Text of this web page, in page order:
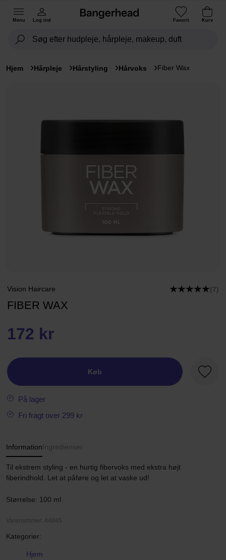
Menu Log ind Favorit Kurv
Hjem Hårpleje Hårstyling Hårvoks Fiber Wax
Vision Haircare (7)
FIBER WAX
172 kr
Køb
På lager
Fri fragt over 299 kr
Information Ingredienser
Til ekstrem styling - en hurtig fibervoks med ekstra højt
fiberindhold. Let at påføre og let at vaske ud!
Størrelse: 100 ml
Varenummer: 44845
Kategorier:
Hjem